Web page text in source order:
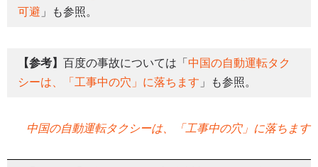
可避 」も参照。
【参考】 百度の事故については「 中国の自動運転タク
シーは、「工事中の穴」に落ちます 」も参照。
中国の自動運転タクシーは、「工事中の穴」に落ちます